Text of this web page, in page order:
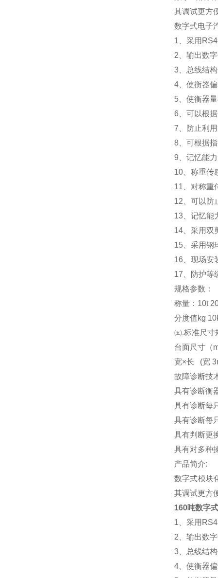
其调试更方
数字式电子
1 、采用
2 、输出数
3 、总线结
4 、使衡器
5 、使衡器
6 、可以根
7 、防止利
8 、可根据
9 、记忆能
10 、称重
11 、对称
12 、可以
13 、记忆
14 、采用
15 、采用
16 、现场
17 、防护
规格参数：
称量：10t
分度值kg
㈤.标准尺寸
台面尺寸（
宽×长 (宽
故障诊断技
具有诊断衡
具有诊断每
具有诊断每
具有判断更
具有对多种
产品简介:
数字式模块
其调试更方
160吨数字
1 、采用
2 、输出数
3 、总线结
4 、使衡器